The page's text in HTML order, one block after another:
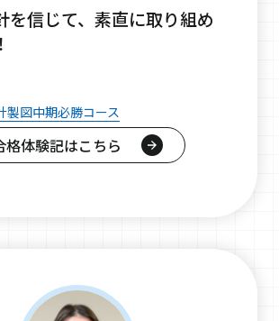
を信じて、素直に取り組め
製図中期必勝コース
格体験記はこちら